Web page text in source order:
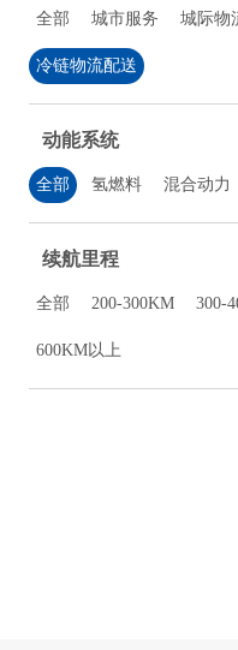
全部 城市服务 城际物
冷链物流配送
动能系统
全部 氢燃料 混合动力
续航里程
全部 200-300KM 300-
600KM以上